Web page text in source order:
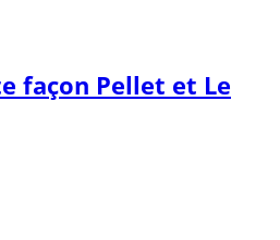
façon Pellet et Le